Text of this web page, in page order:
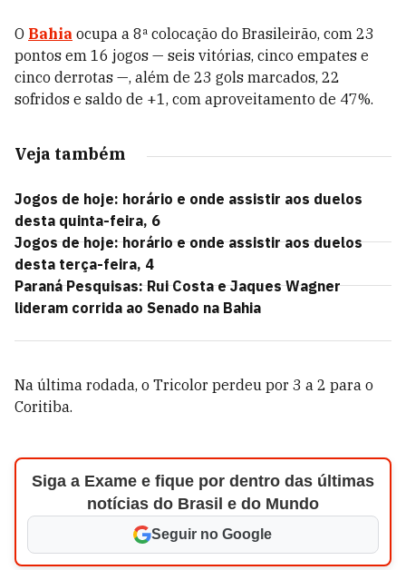
O Bahia ocupa a 8ª colocação do Brasileirão, com 23
pontos em 16 jogos — seis vitórias, cinco empates e
cinco derrotas —, além de 23 gols marcados, 22
sofridos e saldo de +1, com aproveitamento de 47%.
Veja também
Jogos de hoje: horário e onde assistir aos duelos
desta quinta-feira, 6
Jogos de hoje: horário e onde assistir aos duelos
desta terça-feira, 4
Paraná Pesquisas: Rui Costa e Jaques Wagner
lideram corrida ao Senado na Bahia
Na última rodada, o Tricolor perdeu por 3 a 2 para o
Coritiba.
Siga a Exame e fique por dentro das últimas
notícias do Brasil e do Mundo
Seguir no Google